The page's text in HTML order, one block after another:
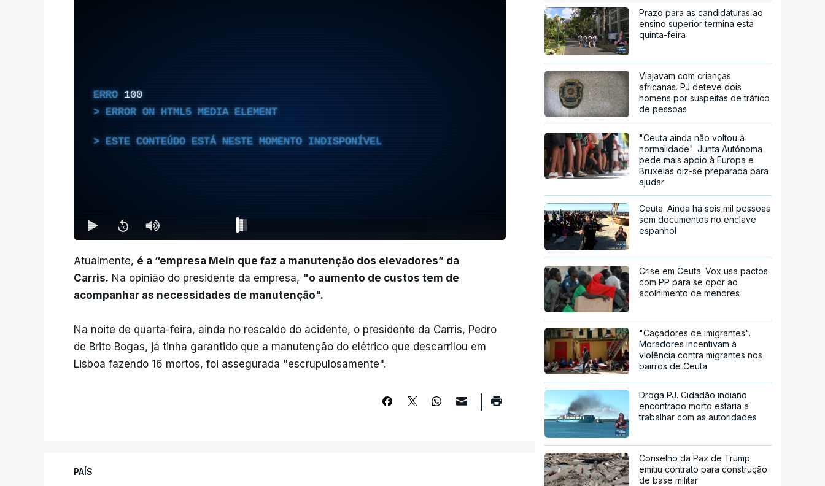
ERRO 100
ERROR ON HTML5 MEDIA ELEMENT
ESTE CONTEÚDO ESTÁ NESTE MOMENTO INDISPONÍVEL
Atualmente, é a “empresa Mein que faz a manutenção dos elevadores” da
Carris. Na opinião do presidente da empresa, "o aumento de custos tem de
acompanhar as necessidades de manutenção".
Na noite de quarta-feira, ainda no rescaldo do acidente, o presidente da Carris, Pedro
de Brito Bogas, já tinha garantido que a manutenção do elétrico que descarrilou em
Lisboa fazendo 16 mortos, foi assegurada "escrupulosamente".
PAÍS
Prazo para as candidaturas ao
ensino superior termina esta
quinta-feira
Viajavam com crianças
africanas. PJ deteve dois
homens por suspeitas de tráfico
de pessoas
"Ceuta ainda não voltou à
normalidade". Junta Autónoma
pede mais apoio à Europa e
Bruxelas diz-se preparada para
ajudar
Ceuta. Ainda há seis mil pessoas
sem documentos no enclave
espanhol
Crise em Ceuta. Vox usa pactos
com PP para se opor ao
acolhimento de menores
"Caçadores de imigrantes".
Moradores incentivam à
violência contra migrantes nos
bairros de Ceuta
Droga PJ. Cidadão indiano
encontrado morto estaria a
trabalhar com as autoridades
Conselho da Paz de Trump
emitiu contrato para construção
de base militar